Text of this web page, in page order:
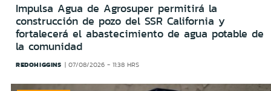
Impulsa Agua de Agrosuper permitirá la
construcción de pozo del SSR California y
fortalecerá el abastecimiento de agua potable de
la comunidad
REDOHIGGINS 07/08/2026 - 11:38 HRS